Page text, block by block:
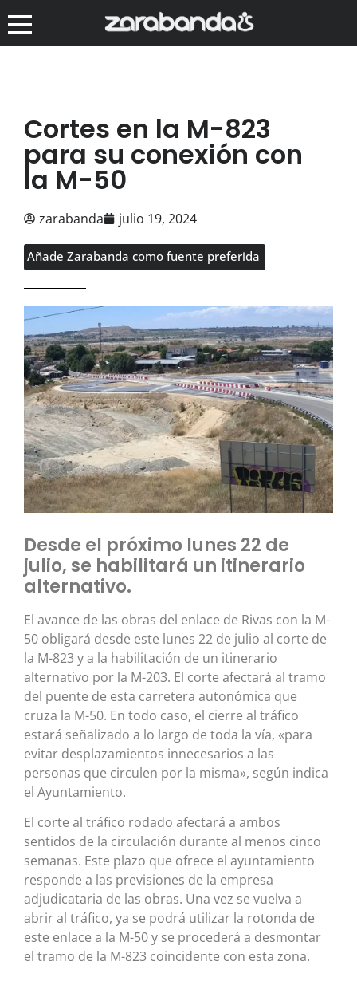
Cortes en la M-823
para su conexión con
la M-50
zarabanda julio 19, 2024
Añade Zarabanda como fuente preferida
Desde el próximo lunes 22 de
julio, se habilitará un itinerario
alternativo.
El avance de las obras del enlace de Rivas con la M-
50 obligará desde este lunes 22 de julio al corte de
la M-823 y a la habilitación de un itinerario
alternativo por la M-203. El corte afectará al tramo
del puente de esta carretera autonómica que
cruza la M-50. En todo caso, el cierre al tráfico
estará señalizado a lo largo de toda la vía, «para
evitar desplazamientos innecesarios a las
personas que circulen por la misma», según indica
el Ayuntamiento.
El corte al tráfico rodado afectará a ambos
sentidos de la circulación durante al menos cinco
semanas. Este plazo que ofrece el ayuntamiento
responde a las previsiones de la empresa
adjudicataria de las obras. Una vez se vuelva a
abrir al tráfico, ya se podrá utilizar la rotonda de
este enlace a la M-50 y se procederá a desmontar
el tramo de la M-823 coincidente con esta zona.